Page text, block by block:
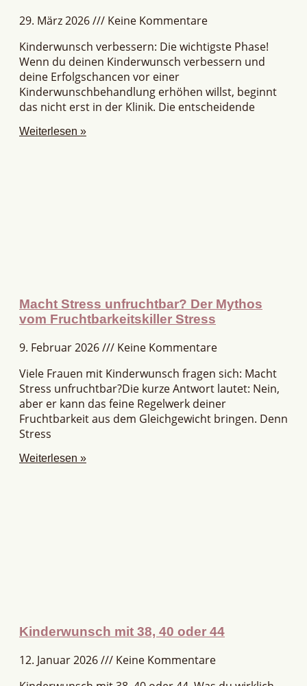
29. März 2026
Keine Kommentare
Kinderwunsch verbessern: Die wichtigste Phase!
Wenn du deinen Kinderwunsch verbessern und
deine Erfolgschancen vor einer
Kinderwunschbehandlung erhöhen willst, beginnt
das nicht erst in der Klinik. Die entscheidende
Weiterlesen »
Macht Stress unfruchtbar? Der Mythos
vom Fruchtbarkeitskiller Stress
9. Februar 2026
Keine Kommentare
Viele Frauen mit Kinderwunsch fragen sich: Macht
Stress unfruchtbar?Die kurze Antwort lautet: Nein,
aber er kann das feine Regelwerk deiner
Fruchtbarkeit aus dem Gleichgewicht bringen. Denn
Stress
Weiterlesen »
Kinderwunsch mit 38, 40 oder 44
12. Januar 2026
Keine Kommentare